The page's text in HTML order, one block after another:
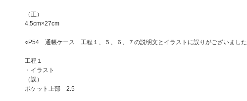
（正）
4.5cm×27cm
○P54 通帳ケース 工程１、５、６、７の説明文とイラストに誤りがございました
工程１
・イラスト
（誤）
ポケット上部 2.5